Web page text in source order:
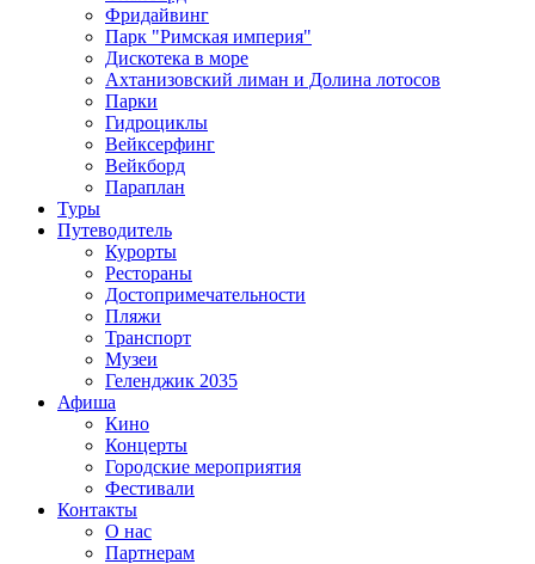
Фридайвинг
Парк "Римская империя"
Дискотека в море
Ахтанизовский лиман и Долина лотосов
Парки
Гидроциклы
Вейксерфинг
Вейкборд
Параплан
Туры
Путеводитель
Курорты
Рестораны
Достопримечательности
Пляжи
Транспорт
Музеи
Геленджик 2035
Афиша
Кино
Концерты
Городские мероприятия
Фестивали
Контакты
О нас
Партнерам